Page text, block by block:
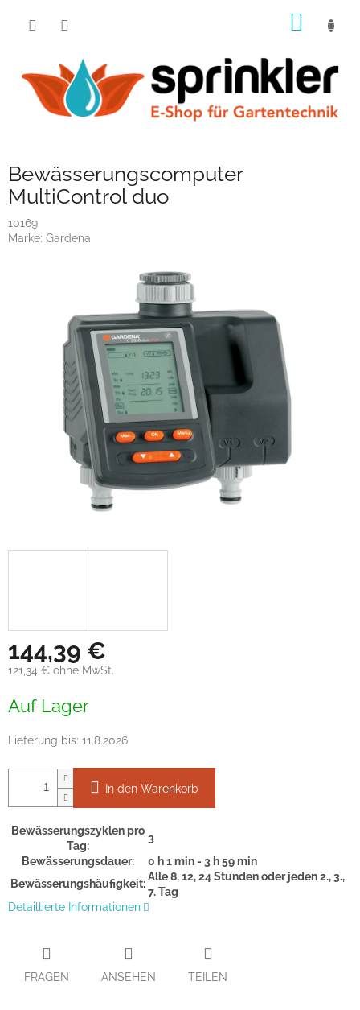
Bewässerungscomputer
MultiControl duo
10169
Marke: Gardena
144,39 €
121,34 € ohne MwSt.
Auf Lager
Lieferung bis: 11.8.2026
In den Warenkorb
Bewässerungszyklen pro
Tag:
3
Bewässerungsdauer:
0 h 1 min - 3 h 59 min
Bewässerungshäufigkeit:
Alle 8, 12, 24 Stunden oder jeden 2., 3.,
7. Tag
Detaillierte Informationen
FRAGEN ANSEHEN TEILEN